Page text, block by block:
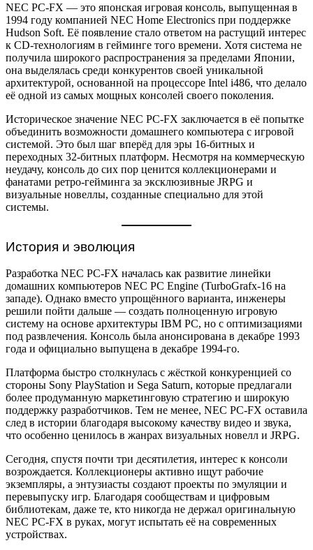
NEC PC-FX — это японская игровая консоль, выпущенная в
1994 году компанией NEC Home Electronics при поддержке
Hudson Soft. Её появление стало ответом на растущий интерес
к CD-технологиям в гейминге того времени. Хотя система не
получила широкого распространения за пределами Японии,
она выделялась среди конкурентов своей уникальной
архитектурой, основанной на процессоре Intel i486, что делало
её одной из самых мощных консолей своего поколения.
Историческое значение NEC PC-FX заключается в её попытке
объединить возможности домашнего компьютера с игровой
системой. Это был шаг вперёд для эры 16-битных и
переходных 32-битных платформ. Несмотря на коммерческую
неудачу, консоль до сих пор ценится коллекционерами и
фанатами ретро-гейминга за эксклюзивные JRPG и
визуальные новеллы, созданные специально для этой
системы.
История и эволюция
Разработка NEC PC-FX началась как развитие линейки
домашних компьютеров NEC PC Engine (TurboGrafx-16 на
западе). Однако вместо упрощённого варианта, инженеры
решили пойти дальше — создать полноценную игровую
систему на основе архитектуры IBM PC, но с оптимизациями
под развлечения. Консоль была анонсирована в декабре 1993
года и официально выпущена в декабре 1994-го.
Платформа быстро столкнулась с жёсткой конкуренцией со
стороны Sony PlayStation и Sega Saturn, которые предлагали
более продуманную маркетинговую стратегию и широкую
поддержку разработчиков. Тем не менее, NEC PC-FX оставила
след в истории благодаря высокому качеству видео и звука,
что особенно ценилось в жанрах визуальных новелл и JRPG.
Сегодня, спустя почти три десятилетия, интерес к консоли
возрождается. Коллекционеры активно ищут рабочие
экземпляры, а энтузиасты создают проекты по эмуляции и
перевыпуску игр. Благодаря сообществам и цифровым
библиотекам, даже те, кто никогда не держал оригинальную
NEC PC-FX в руках, могут испытать её на современных
устройствах.